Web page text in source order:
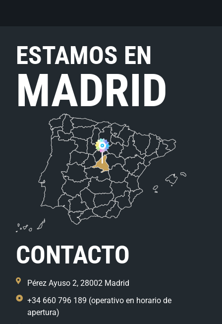
ESTAMOS EN
MADRID
CONTACTO
Pérez Ayuso 2, 28002 Madrid
+34 660 796 189 (operativo en horario de
apertura)